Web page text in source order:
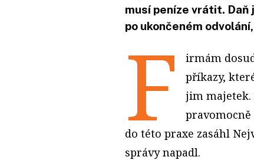
musí peníze vrátit. Daň
po ukončeném
F
irmám
příkazy,
jim majetek.
pravomocně
do této praxe zasáhl
správy napadl.